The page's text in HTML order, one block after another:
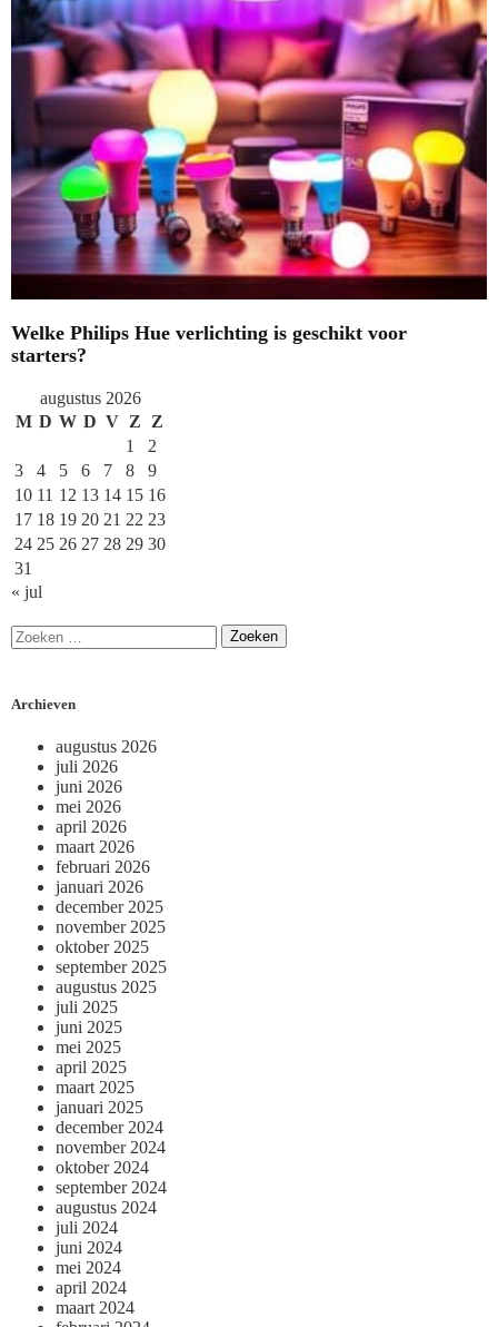
Welke Philips Hue verlichting is geschikt voor
starters?
augustus 2026
M D W D V Z
Z
1
2
3
4 5 6 7 8
9
10 11 12 13 14 15 16
17 18 19 20 21 22 23
24 25 26 27 28 29 30
31
« jul
Archieven
augustus 2026
juli 2026
juni 2026
mei 2026
april 2026
maart 2026
februari 2026
januari 2026
december 2025
november 2025
oktober 2025
september 2025
augustus 2025
juli 2025
juni 2025
mei 2025
april 2025
maart 2025
januari 2025
december 2024
november 2024
oktober 2024
september 2024
augustus 2024
juli 2024
juni 2024
mei 2024
april 2024
maart 2024